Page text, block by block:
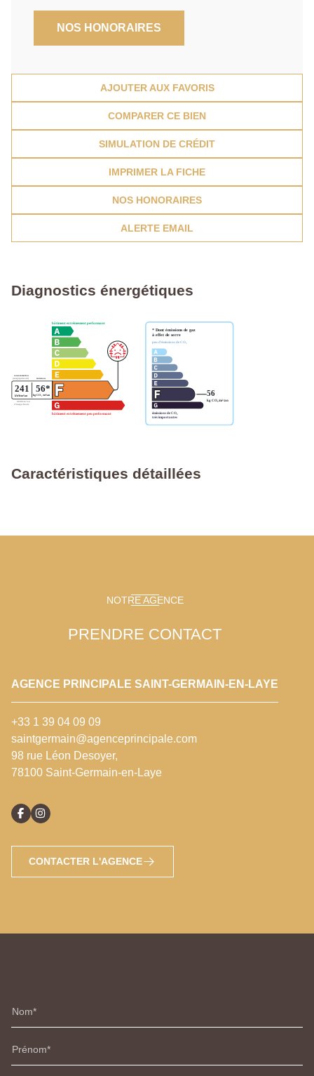
NOS HONORAIRES
AJOUTER AUX FAVORIS
COMPARER CE BIEN
SIMULATION DE CRÉDIT
IMPRIMER LA FICHE
NOS HONORAIRES
ALERTE EMAIL
Diagnostics énergétiques
Caractéristiques détaillées
NOTRE AGENCE
PRENDRE CONTACT
AGENCE PRINCIPALE SAINT-GERMAIN-EN-LAYE
+33 1 39 04 09 09
saintgermain@agenceprincipale.com
98 rue Léon Desoyer,
78100 Saint-Germain-en-Laye
CONTACTER L'AGENCE
Nom
Prénom